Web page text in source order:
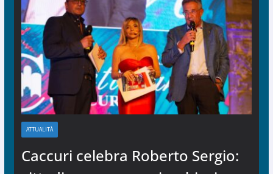
ATTUALITÀ
Caccuri celebra Roberto Sergio: